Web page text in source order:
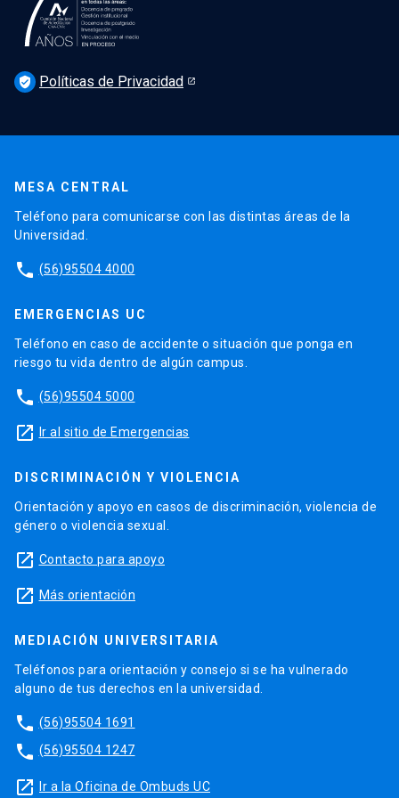
Noticias
Derecho UC en los medios
Newsletter Derecho UC 360
verified_user Políticas de Privacidad
MESA CENTRAL
Teléfono para comunicarse con las distintas áreas de la
Universidad.
phone (56)95504 4000
EMERGENCIAS UC
Teléfono en caso de accidente o situación que ponga en
riesgo tu vida dentro de algún campus.
phone (56)95504 5000
launch Ir al sitio de Emergencias
DISCRIMINACIÓN Y VIOLENCIA
Orientación y apoyo en casos de discriminación, violencia de
género o violencia sexual.
launch Contacto para apoyo
launch Más orientación
MEDIACIÓN UNIVERSITARIA
Teléfonos para orientación y consejo si se ha vulnerado
alguno de tus derechos en la universidad.
phone (56)95504 1691
phone (56)95504 1247
launch Ir a la Oficina de Ombuds UC